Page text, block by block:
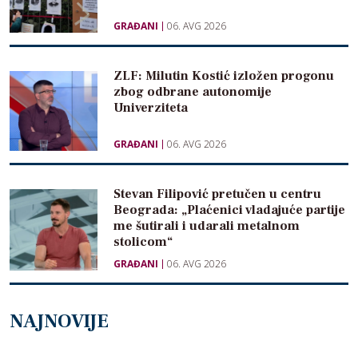
GRAĐANI 06. AVG 2026
ZLF: Milutin Kostić izložen progonu
zbog odbrane autonomije
Univerziteta
GRAĐANI 06. AVG 2026
Stevan Filipović pretučen u centru
Beograda: „Plaćenici vladajuće partije
me šutirali i udarali metalnom
stolicom“
GRAĐANI 06. AVG 2026
NAJNOVIJE